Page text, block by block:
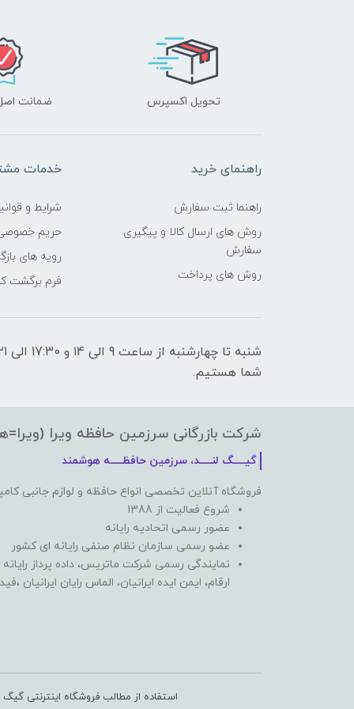
تحویل اکسپرس ضمانت
راهنمای خرید
راهنما ثبت سفارش
روش های ارسال کالا و پیگیری
سفارش
روش های پرداخت
خدمات
شرایط و
حریم
رویه های
فرم برگشت
شما هستیم.
شرکت بازرگانی سرزمین حافظه ویرا
گیـــــگ لنـــــد، سرزمین حافظـــــه هوشمند
فروشگاه آنلاین تخصصی انواع حافظه و لوازم جانبی
شروع فعالیت از 1388
عضور رسمی اتحادیه رایانه
عضو رسمی سازمان نظام صنفی رایانه ای کشور
نمایندگی رسمی شرکت ماتریس، داده پرداز
ارقام، ایمن ایده ایرانیان، الماس رایان ایرانیان
استفاده از مطالب فروشگاه اینترنتی